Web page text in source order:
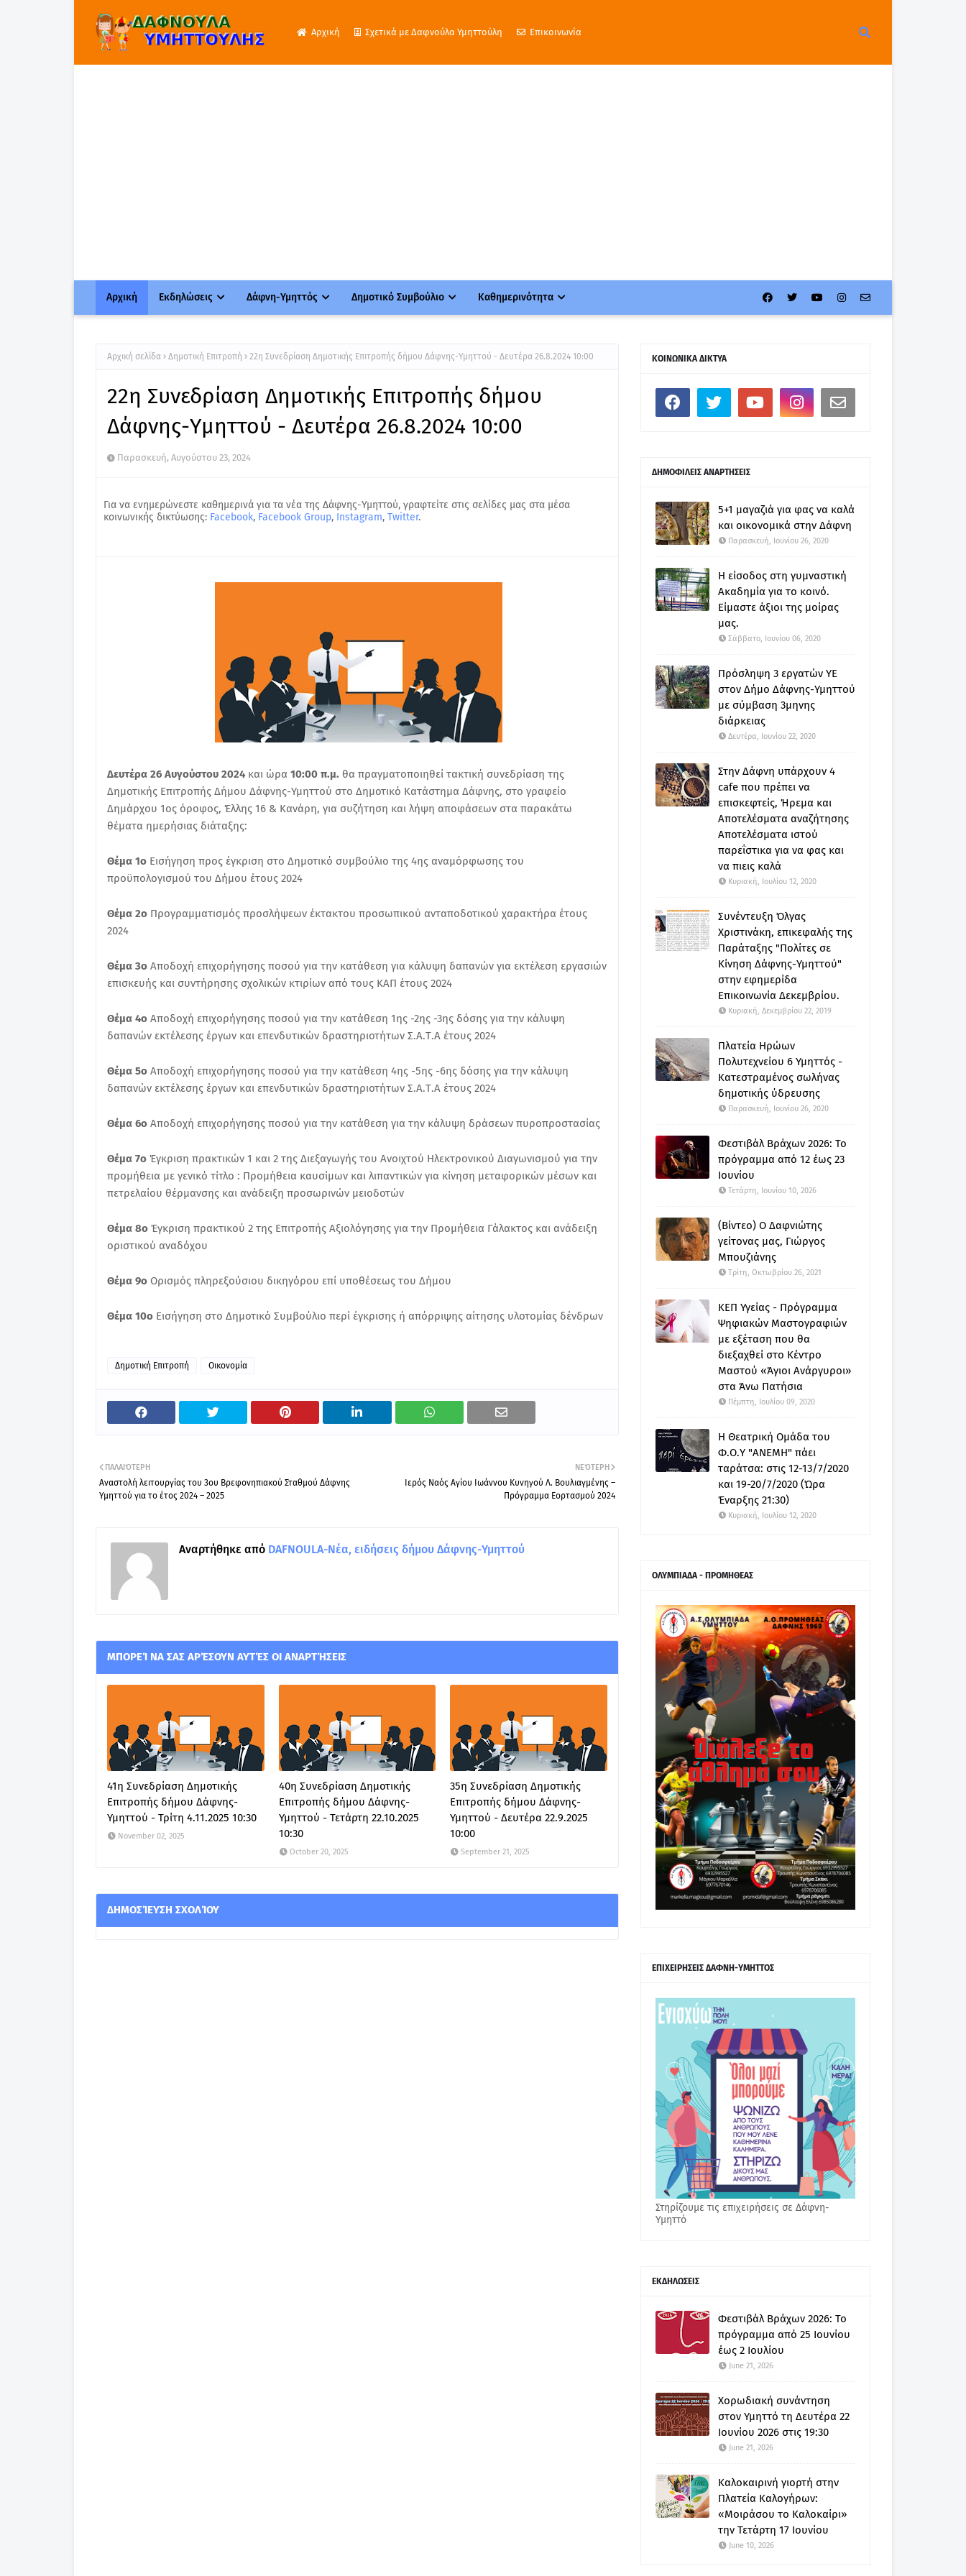
Αρχική Σχετικά με Δαφνούλα Υμηττούλη Επικοινωνία
Αρχική Εκδηλώσεις Δάφνη-Υμηττός Δημοτικό Συμβούλιο Καθημερινότητα
Αρχική σελίδα Δημοτική Επιτροπή 22η Συνεδρίαση Δημοτικής Επιτροπής δήμου Δάφνης-Υμηττού - Δευτέρα 26.8.2024 10:00
22η Συνεδρίαση Δημοτικής Επιτροπής δήμου
Δάφνης-Υμηττού - Δευτέρα 26.8.2024 10:00
Παρασκευή, Αυγούστου 23, 2024
Για να ενημερώνεστε καθημερινά για τα νέα της Δάφνης-Υμηττού, γραφτείτε στις σελίδες μας στα μέσα
κοινωνικής δικτύωσης: Facebook, Facebook Group, Instagram, Twitter.
Δευτέρα 26 Αυγούστου 2024 και ώρα 10:00 π.μ. θα πραγματοποιηθεί τακτική συνεδρίαση της
Δημοτικής Επιτροπής Δήμου Δάφνης-Υμηττού στο Δημοτικό Κατάστημα Δάφνης, στο γραφείο
Δημάρχου 1ος όροφος, Έλλης 16 & Κανάρη, για συζήτηση και λήψη αποφάσεων στα παρακάτω
θέματα ημερήσιας διάταξης:
Θέμα 1ο Εισήγηση προς έγκριση στο Δημοτικό συμβούλιο της 4ης αναμόρφωσης του
προϋπολογισμού του Δήμου έτους 2024
Θέμα 2ο Προγραμματισμός προσλήψεων έκτακτου προσωπικού ανταποδοτικού χαρακτήρα έτους
2024
Θέμα 3ο Αποδοχή επιχορήγησης ποσού για την κατάθεση για κάλυψη δαπανών για εκτέλεση εργασιών
επισκευής και συντήρησης σχολικών κτιρίων από τους ΚΑΠ έτους 2024
Θέμα 4ο Αποδοχή επιχορήγησης ποσού για την κατάθεση 1ης -2ης -3ης δόσης για την κάλυψη
δαπανών εκτέλεσης έργων και επενδυτικών δραστηριοτήτων Σ.Α.Τ.Α έτους 2024
Θέμα 5ο Αποδοχή επιχορήγησης ποσού για την κατάθεση 4ης -5ης -6ης δόσης για την κάλυψη
δαπανών εκτέλεσης έργων και επενδυτικών δραστηριοτήτων Σ.Α.Τ.Α έτους 2024
Θέμα 6ο Αποδοχή επιχορήγησης ποσού για την κατάθεση για την κάλυψη δράσεων πυροπροστασίας
Θέμα 7ο Έγκριση πρακτικών 1 και 2 της Διεξαγωγής του Ανοιχτού Ηλεκτρονικού Διαγωνισμού για την
προμήθεια με γενικό τίτλο : Προμήθεια καυσίμων και λιπαντικών για κίνηση μεταφορικών μέσων και
πετρελαίου θέρμανσης και ανάδειξη προσωρινών μειοδοτών
Θέμα 8ο Έγκριση πρακτικού 2 της Επιτροπής Αξιολόγησης για την Προμήθεια Γάλακτος και ανάδειξη
οριστικού αναδόχου
Θέμα 9ο Ορισμός πληρεξούσιου δικηγόρου επί υποθέσεως του Δήμου
Θέμα 10ο Εισήγηση στο Δημοτικό Συμβούλιο περί έγκρισης ή απόρριψης αίτησης υλοτομίας δένδρων
Δημοτική Επιτροπή Οικονομία
ΝΕΌΤΕΡΗ
Ιερός Ναός Αγίου Ιωάννου Κυνηγού Λ. Βουλιαγμένης –
Πρόγραμμα Εορτασμού 2024
ΠΑΛΑΙΌΤΕΡΗ
Αναστολή λειτουργίας του 3ου Βρεφονηπιακού Σταθμού Δάφνης
Υμηττού για το έτος 2024 – 2025
Αναρτήθηκε από DAFNOULA-Νέα, ειδήσεις δήμου Δάφνης-Υμηττού
ΜΠΟΡΕΊ ΝΑ ΣΑΣ ΑΡΈΣΟΥΝ ΑΥΤΈΣ ΟΙ ΑΝΑΡΤΉΣΕΙΣ
41η Συνεδρίαση Δημοτικής
Επιτροπής δήμου Δάφνης-
Υμηττού - Τρίτη 4.11.2025 10:30
November 02, 2025
40η Συνεδρίαση Δημοτικής
Επιτροπής δήμου Δάφνης-
Υμηττού - Τετάρτη 22.10.2025
10:30
October 20, 2025
35η Συνεδρίαση Δημοτικής
Επιτροπής δήμου Δάφνης-
Υμηττού - Δευτέρα 22.9.2025
10:00
September 21, 2025
ΔΗΜΟΣΊΕΥΣΗ ΣΧΟΛΊΟΥ
ΚΟΙΝΩΝΙΚΑ ΔΙΚΤΥΑ
ΔΗΜΟΦΙΛΕΙΣ ΑΝΑΡΤΗΣΕΙΣ
5+1 μαγαζιά για φας να καλά
και οικονομικά στην Δάφνη
Παρασκευή, Ιουνίου 26, 2020
Η είσοδος στη γυμναστική
Ακαδημία για το κοινό.
Είμαστε άξιοι της μοίρας
μας.
Σάββατο, Ιουνίου 06, 2020
Πρόσληψη 3 εργατών ΥΕ
στον Δήμο Δάφνης-Υμηττού
με σύμβαση 3μηνης
διάρκειας
Δευτέρα, Ιουνίου 22, 2020
Στην Δάφνη υπάρχουν 4
cafe που πρέπει να
επισκεφτείς, Ήρεμα και
Αποτελέσματα αναζήτησης
Αποτελέσματα ιστού
παρεΐστικα για να φας και
να πιεις καλά
Κυριακή, Ιουλίου 12, 2020
Συνέντευξη Όλγας
Χριστινάκη, επικεφαλής της
Παράταξης "Πολίτες σε
Κίνηση Δάφνης-Υμηττού"
στην εφημερίδα
Επικοινωνία Δεκεμβρίου.
Κυριακή, Δεκεμβρίου 22, 2019
Πλατεία Ηρώων
Πολυτεχνείου 6 Υμηττός -
Κατεστραμένος σωλήνας
δημοτικής ύδρευσης
Παρασκευή, Ιουνίου 26, 2020
Φεστιβάλ Βράχων 2026: Το
πρόγραμμα από 12 έως 23
Ιουνίου
Τετάρτη, Ιουνίου 10, 2026
(Βίντεο) Ο Δαφνιώτης
γείτονας μας, Γιώργος
Μπουζιάνης
Τρίτη, Οκτωβρίου 26, 2021
ΚΕΠ Υγείας - Πρόγραμμα
Ψηφιακών Μαστογραφιών
με εξέταση που θα
διεξαχθεί στο Κέντρο
Μαστού «Άγιοι Ανάργυροι»
στα Άνω Πατήσια
Πέμπτη, Ιουλίου 09, 2020
Η Θεατρική Ομάδα του
Φ.Ο.Υ "ΑΝΕΜΗ" πάει
ταράτσα: στις 12-13/7/2020
και 19-20/7/2020 (Ώρα
Έναρξης 21:30)
Κυριακή, Ιουλίου 12, 2020
ΟΛΥΜΠΙΑΔΑ - ΠΡΟΜΗΘΕΑΣ
ΕΠΙΧΕΙΡΗΣΕΙΣ ΔΑΦΝΗ-ΥΜΗΤΤΟΣ
Στηρίζουμε τις επιχειρήσεις σε Δάφνη-
Υμηττό
ΕΚΔΗΛΩΣΕΙΣ
Φεστιβάλ Βράχων 2026: Το
πρόγραμμα από 25 Ιουνίου
έως 2 Ιουλίου
June 21, 2026
Χορωδιακή συνάντηση
στον Υμηττό τη Δευτέρα 22
Ιουνίου 2026 στις 19:30
June 21, 2026
Καλοκαιρινή γιορτή στην
Πλατεία Καλογήρων:
«Μοιράσου το Καλοκαίρι»
την Τετάρτη 17 Ιουνίου
June 10, 2026